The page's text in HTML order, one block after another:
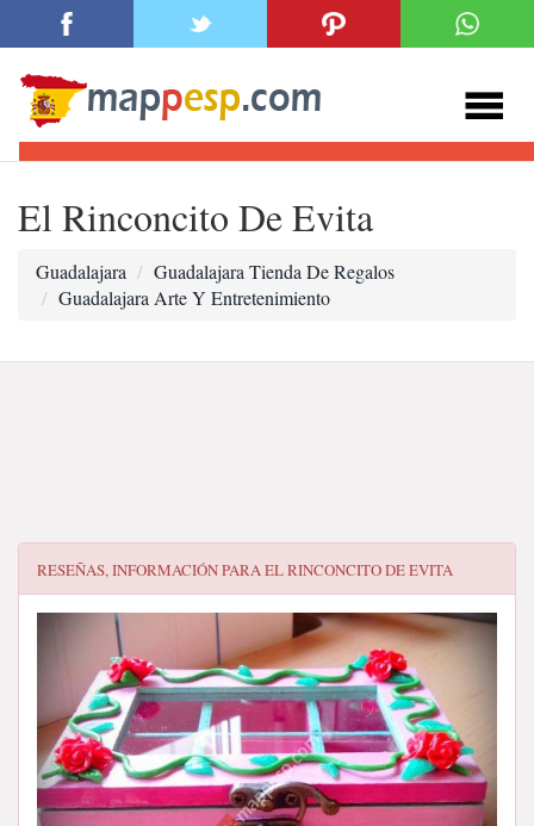
El Rinconcito De Evita
Guadalajara
Guadalajara Tienda De Regalos
Guadalajara Arte Y Entretenimiento
RESEÑAS, INFORMACIÓN PARAEL RINCONCITO DE EVITA